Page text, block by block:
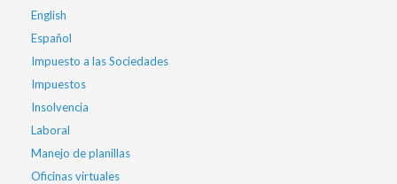
English
Español
Impuesto a las Sociedades
Impuestos
Insolvencia
Laboral
Manejo de planillas
Oficinas virtuales